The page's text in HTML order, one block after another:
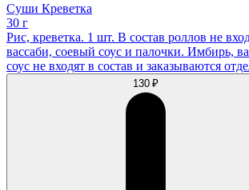
Суши Креветка
30 г
Рис, креветка. 1 шт. В состав роллов не
вассаби, соевый соус и палочки. Имбирь,
соус не входят в состав и заказываются
130 ₽